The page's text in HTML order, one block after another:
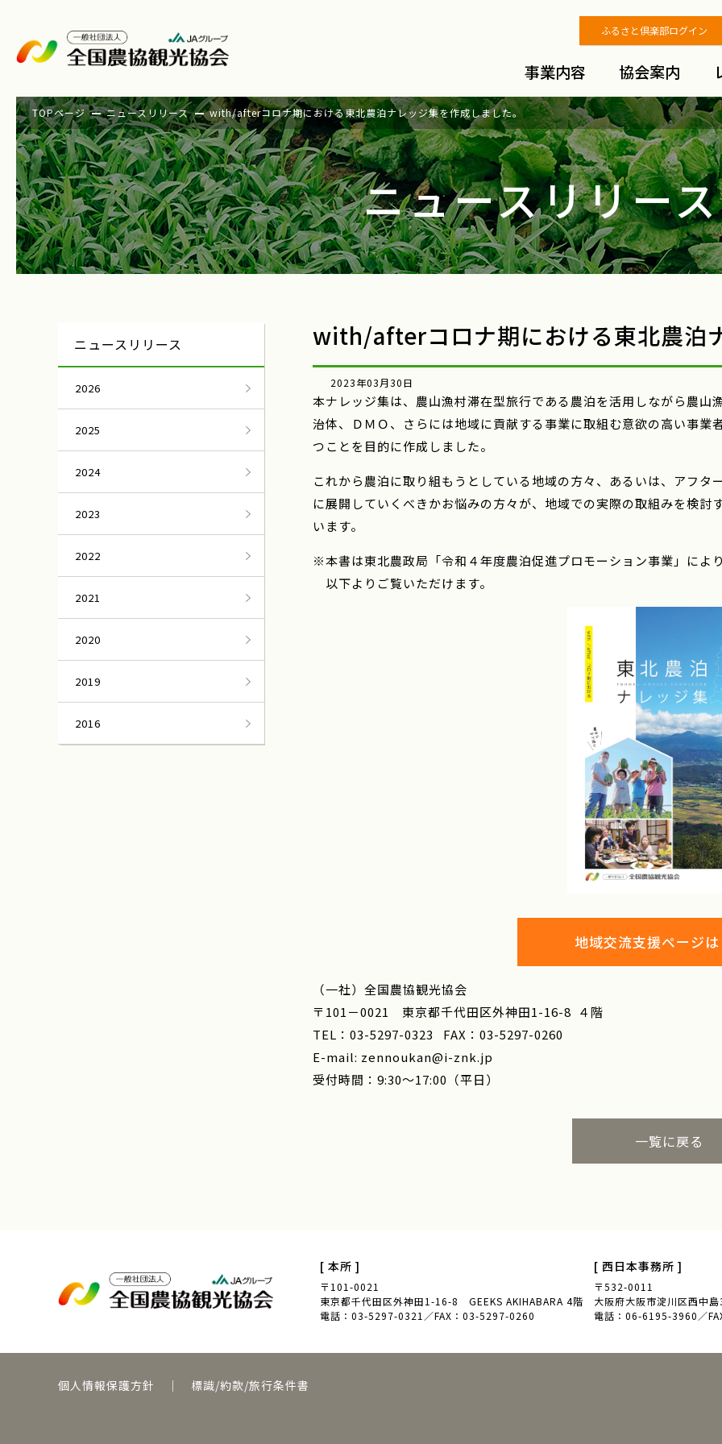
ふるさと倶楽部ログイン
事業内容 協会案内
TOPページ ニュースリリース with/afterコロナ期における東北農泊ナレッジ集を作成しました。
ニュースリリース
with/afterコロナ期における東北農泊
2023年03月30日
本ナレッジ集は、農山漁村滞在型旅行である農泊を活用しながら農
治体、ＤＭＯ、さらには地域に貢献する事業に取組む意欲の高い事
つことを目的に作成しました。
これから農泊に取り組もうとしている地域の方々、あるいは、アフ
に展開していくべきかお悩みの方々が、地域での実際の取組みを検
います。
※本書は東北農政局「令和４年度農泊促進プロモーション事業」によ
以下よりご覧いただけます。
地域交流支援ページ
（一社）全国農協観光協会
〒101－0021 東京都千代田区外神田1-16-8 ４階
TEL：03-5297-0323 FAX：03-5297-0260
E-mail: zennoukan@i-znk.jp
受付時間：9:30～17:00（平日）
一覧に戻る
ニュースリリース
2026
2025
2024
2023
2022
2021
2020
2019
2016
[ 本所 ]
〒101-0021
東京都千代田区外神田1-16-8 GEEKS AKIHABARA 4階
電話：03-5297-0321／FAX：03-5297-0260
[ 西日本事務所 ]
〒532-0011
大阪府大阪市淀川区西中
電話：06-6195-3960／
個人情報保護方針 ｜ 標識/約款/旅行条件書